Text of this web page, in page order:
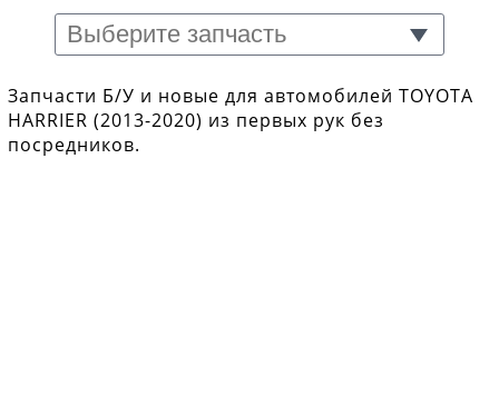
Запчасти Б/У и новые для автомобилей TOYOTA
HARRIER (2013-2020) из первых рук без
посредников.